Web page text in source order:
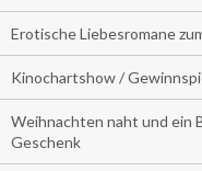
Erotische Liebesromane
Kinochartshow /
Weihnachten naht und ein
Geschenk